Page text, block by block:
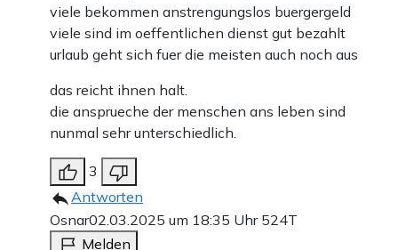
viele bekommen anstrengungslos buergergeld
viele sind im oeffentlichen dienst gut bezahlt
urlaub geht sich fuer die meisten auch noch aus
das reicht ihnen halt.
die ansprueche der menschen ans leben sind
nunmal sehr unterschiedlich.
3
Antworten
Osnar02.03.2025 um 18:35 Uhr 524T
Melden